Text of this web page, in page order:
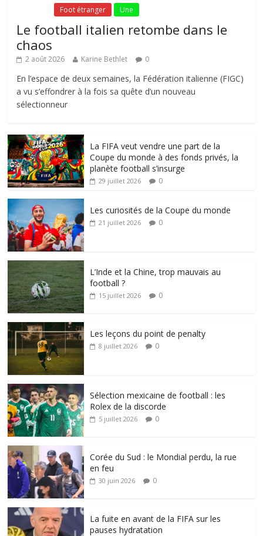
Foot étranger Une
Le football italien retombe dans le
chaos
2 août 2026 Karine Bethlet 0
En l’espace de deux semaines, la Fédération italienne (FIGC)
a vu s’effondrer à la fois sa quête d’un nouveau
sélectionneur
La FIFA veut vendre une part de la
Coupe du monde à des fonds privés, la
planète football s’insurge
29 juillet 2026 0
Les curiosités de la Coupe du monde
21 juillet 2026 0
L’Inde et la Chine, trop mauvais au
football ?
15 juillet 2026 0
Les leçons du point de penalty
8 juillet 2026 0
Sélection mexicaine de football : les
Rolex de la discorde
5 juillet 2026 0
Corée du Sud : le Mondial perdu, la rue
en feu
30 juin 2026 0
La fuite en avant de la FIFA sur les
pauses hydratation